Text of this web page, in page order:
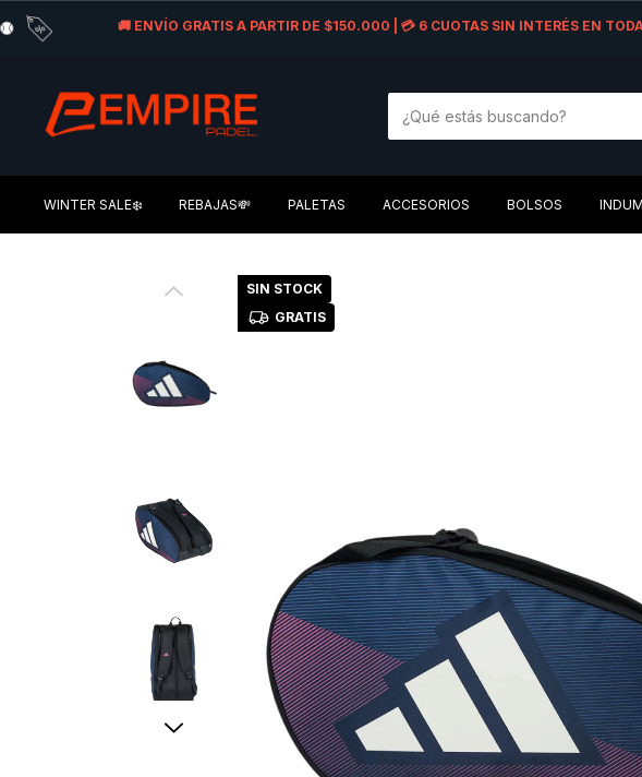
🚚 ENVÍO GRATIS A PARTIR DE $150.000 | 💳 6 CUOTAS SIN INTERÉS EN
WINTER SALE❄️ REBAJAS💸 PALETAS ACCESORIOS BOLSOS
SIN STOCK
GRATIS